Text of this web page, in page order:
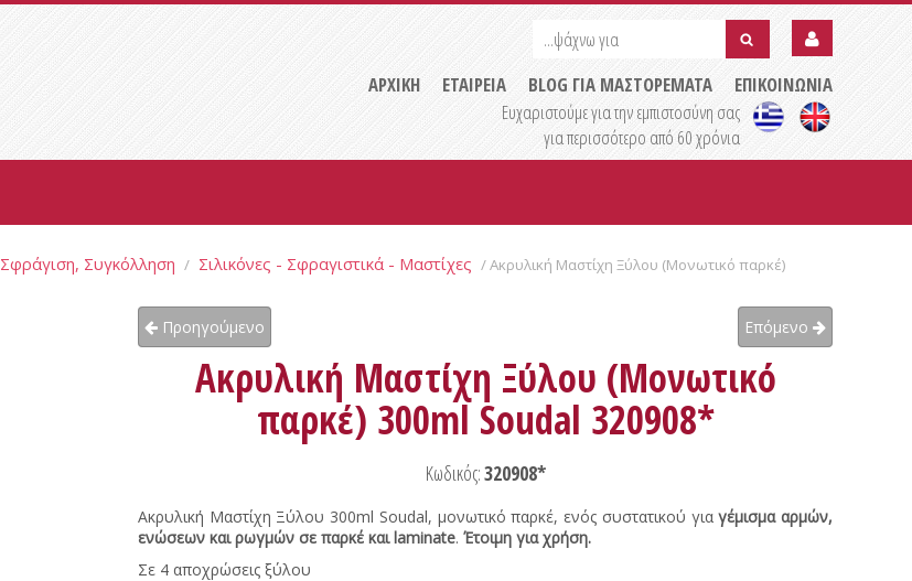
...ψάχνω
για
...ψάχνω
για
submit
ΕΠΙΚΟΙΝΩΝΙΑ
BLOG ΓΙΑ ΜΑΣΤΟΡΕΜΑΤΑ
ΕΤΑΙΡΕΙΑ
ΑΡΧΙΚΗ
Ευχαριστούμε για την εμπιστοσύνη σας
για περισσότερο από 60 χρόνια
Σφράγιση, Συγκόλληση / Σιλικόνες - Σφραγιστικά - Μαστίχες / Ακρυλική Μαστίχη Ξύλου (Μονωτικό παρκέ)
Προηγούμενο Επόμενο
Ακρυλική Μαστίχη Ξύλου (Μονωτικό
παρκέ) 300ml Soudal 320908*
Κωδικός:320908*
Ακρυλική Μαστίχη Ξύλου 300ml Soudal, μονωτικό παρκέ, ενός συστατικού γιαγέμισμα αρμών,
ενώσεων και ρωγμών σε παρκέ και laminate. Έτοιμη για χρήση.
Σε 4 αποχρώσεις ξύλου